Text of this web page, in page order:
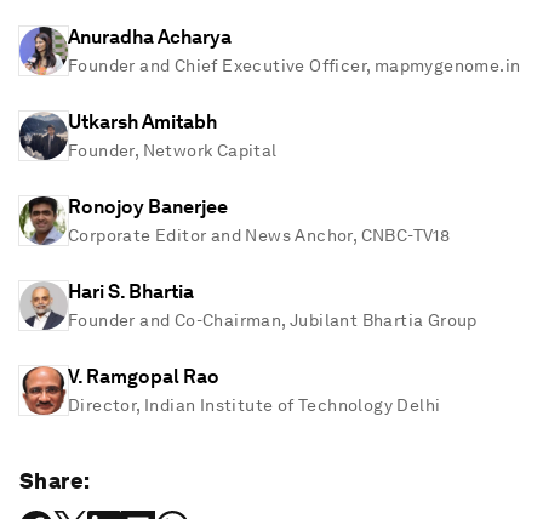
Anuradha Acharya
Founder and Chief Executive Officer, mapmygenome.in
Utkarsh Amitabh
Founder, Network Capital
Ronojoy Banerjee
Corporate Editor and News Anchor, CNBC-TV18
Hari S. Bhartia
Founder and Co-Chairman, Jubilant Bhartia Group
V. Ramgopal Rao
Director, Indian Institute of Technology Delhi
Share: